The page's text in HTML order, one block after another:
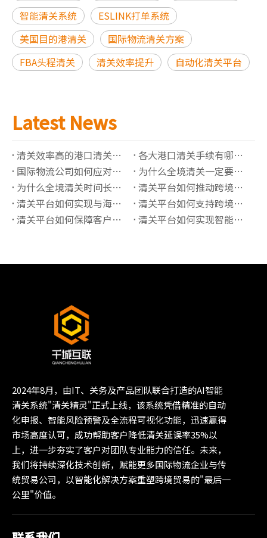
智能清关系统
ESLINK打单系统
美国目的港清关
国际物流清关方案
FBA头程清关
清关效率提升 自动化清关平台
Latest News
清关效率高的港口清关公司有哪些推荐？
各大港口清关手续有哪些必须准备的资料？
国际物流公司如何应对高全境清关查验率？
为什么全境清关一定要了解正确的海关编码？
为什么全境清关时间长？有哪些影响因素？
清关平台如何推动跨境贸易“最后一公里”价值提升？
清关平台如何实现与海关系统的实时数据对接？
清关平台如何支持跨境保税仓的清关管理？
清关平台如何保障客户信息的隐私安全？
清关平台如何实现智能化的报关单据管理？
2024年8月，由IT、关务及产品团队联合打造的AI智能
清关系统"清关精灵"正式上线，该系统凭借精准的自动
化申报、智能风险预警及全流程可视化功能，迅速赢得
市场高度认可，成功帮助客户降低清关延误率35%以
上，进一步夯实了客户对团队专业能力的信任。未来，
我们将持续深化技术创新，赋能更多国际物流企业与传
统贸易公司，以智能化解决方案重塑跨境贸易的"最后一
公里"价值。